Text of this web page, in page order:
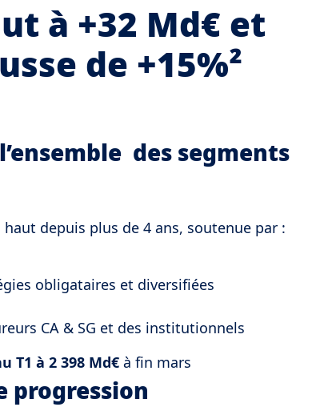
à +32 Md€ et
de +15%²
des segments
haut depuis plus de 4 ans, soutenue par :
obligataires et diversifiées
CA & SG et des institutionnels
T1 à 2 398 Md€ à fin mars
progression